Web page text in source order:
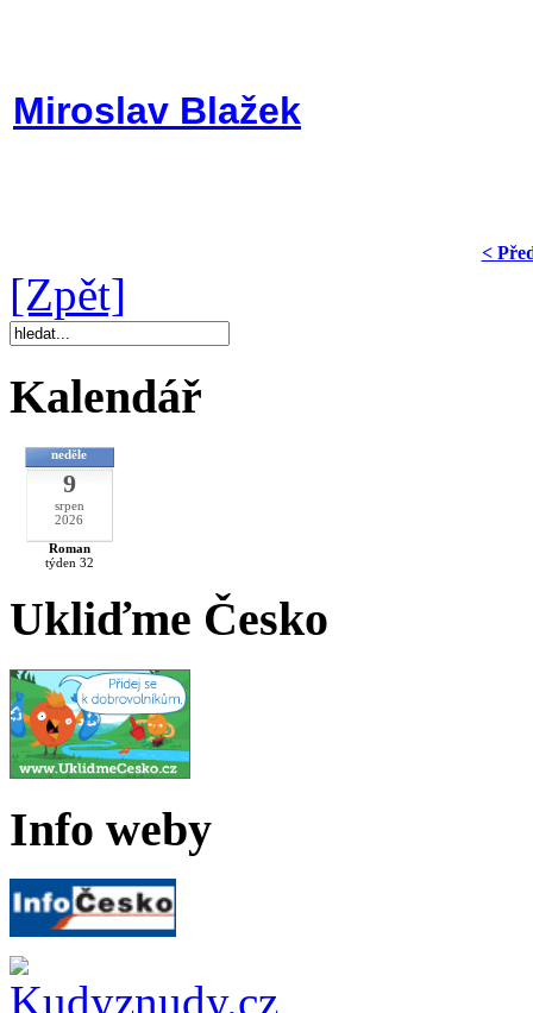
Miroslav Blažek
<
[Zpět]
Kalendář
neděle
9
srpen
2026
Roman
týden 32
Ukliďme Česko
Info weby